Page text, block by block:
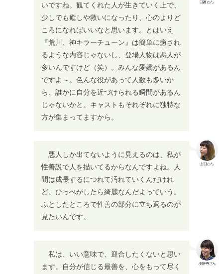
いですね。観てくれた人が生きていく上で、
少しでも癒しや救いになったり、心のよりど
ころになればいいなと思います。とはいえ
『荒川、神キラーチューン』は簡単に癒され
るような内容じゃないし、登場人物は悪人が
多いんですけど（笑）。みんな愛嬌があるん
ですよ～。色んな役があって人数も多いか
ら、誰かに自分を近づけられる瞬間があるん
じゃないかと。キャストもそれぞれに独特な
方が集まってますから。
悪人しか出てないように見えるのは、私が
性善説で人を描いてるからなんですよね。人
間は成長するにつれて汚れていくんだけれ
ど、ひっぺがしたら綺麗なんだよっていう。
ふとしたところで性善の部分に立ち返るのが
見たいんです。
私は、いい意味で、迎合したくないと思い
ます。自分が信じる最善を、心をもって尽く